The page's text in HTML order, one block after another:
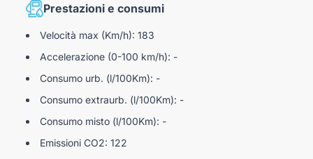
filtro combinato, sensore umidità e Air Care
(tramite chiusura centralizzata)
carburante
ombrello integrato
Prestazioni e consumi
Velocità max (Km/h): 183
Accelerazione (0-100 km/h): -
Consumo urb. (l/100Km): -
Consumo extraurb. (l/100Km): -
Consumo misto (l/100Km): -
Emissioni CO2: 122